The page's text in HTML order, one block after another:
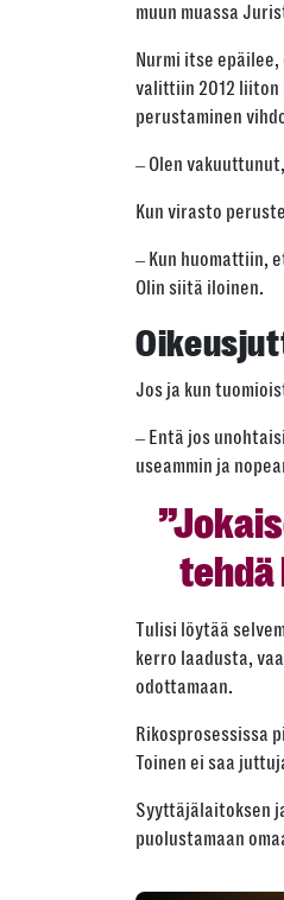
muun muassa
Nurmi itse
valittiin 2012 liiton
perustaminen
‒ Olen
Kun virasto
‒ Kun huomattiin,
Olin siitä iloinen.
Jos ja kun
‒ Entä jos
useammin ja
Tulisi löytää
kerro laadusta,
odottamaan.
Rikosprosessissa
Toinen ei saa
Syyttäjälaitoksen
puolustamaan